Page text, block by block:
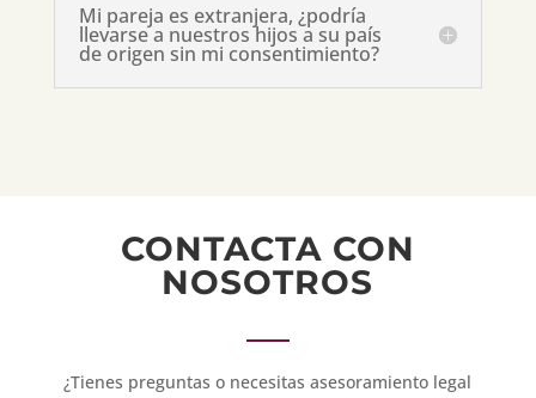
Mi pareja es extranjera, ¿podría
llevarse a nuestros hijos a su país
de origen sin mi consentimiento?
CONTACTA CON
NOSOTROS
¿Tienes preguntas o necesitas asesoramiento legal